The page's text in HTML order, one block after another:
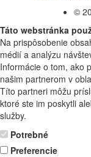
©
Táto webstránka
Na prispôsobenie
médií a analýzu
Informácie o tom, ako
našim partnerom v
Títo partneri môžu
ktoré ste im poskytli
služby.
Potrebné
Preferencie